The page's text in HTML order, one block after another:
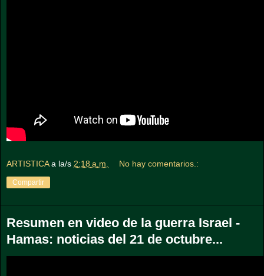
ARTISTICA a la/s 2:18 a.m. No hay comentarios.:
Compartir
Resumen en video de la guerra Israel -
Hamas: noticias del 21 de octubre...